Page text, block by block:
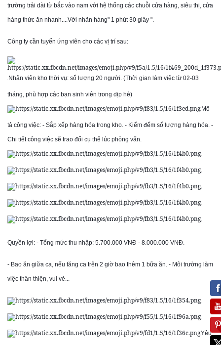
trường trải dài từ bắc vào nam với hệ thống các chuỗi cửa hàng, siêu thị, cửa
hàng thức ăn nhanh....Với nhãn hàng" 1 phút 30 giây ".
Công ty cần tuyển ứng viên cho các vị trí sau:
Nhân viên kho thời vụ: số lượng 20 người. (Thời gian làm việc từ 02-03
tháng, phù hợp các bạn sinh viên trong dịp hè)
Mô
tả công việc: - Sắp xếp hàng hóa trong kho. - Kiểm đếm số lượng hàng hóa. -
Chi tiết công việc sẽ trao đổi cụ thể lúc phỏng vấn.
Quyền lợi: - Tổng mức thu nhập: 5.700.000 VNĐ - 8.000.000 VNĐ.
- Bao ăn giữa ca, nếu tăng ca trên 2 giờ bao thêm 1 bữa ăn. - Môi trường làm
việc thân thiện, vui vẻ...
Yêu